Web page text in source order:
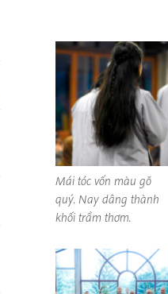
Mái tóc vốn màu gỗ
quý. Nay dâng thành
khối trầm thơm.